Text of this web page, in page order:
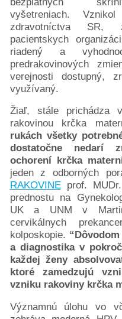
vyšetreniach.
zdravotníctva SR,
pacientskych
riadený a
predrakovinových
verejnosti dostupný,
využívaný.
Žiaľ, stále prichádza
rakovinou krčka
rukách všetky
dostatočne nedarí
ochorení krčka
jeden z odborných
RAKOVINEprof. MUDr.
prednostu na
UK a UNM v
cervikálnych
kolposkopie.
a diagnostika v
každej ženy
ktoré zamedzujú
vzniku rakoviny krčka
Významnú úlohu vo